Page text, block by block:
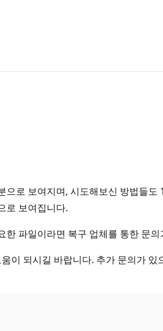
로 보여지며, 시도해보신 방법들
로 보여집니다.
파일이라면 복구 업체를 통한 문
이 되시길 바랍니다. 추가 문의가